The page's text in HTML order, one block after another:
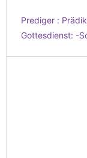
Prediger :
Gottesdienst: -